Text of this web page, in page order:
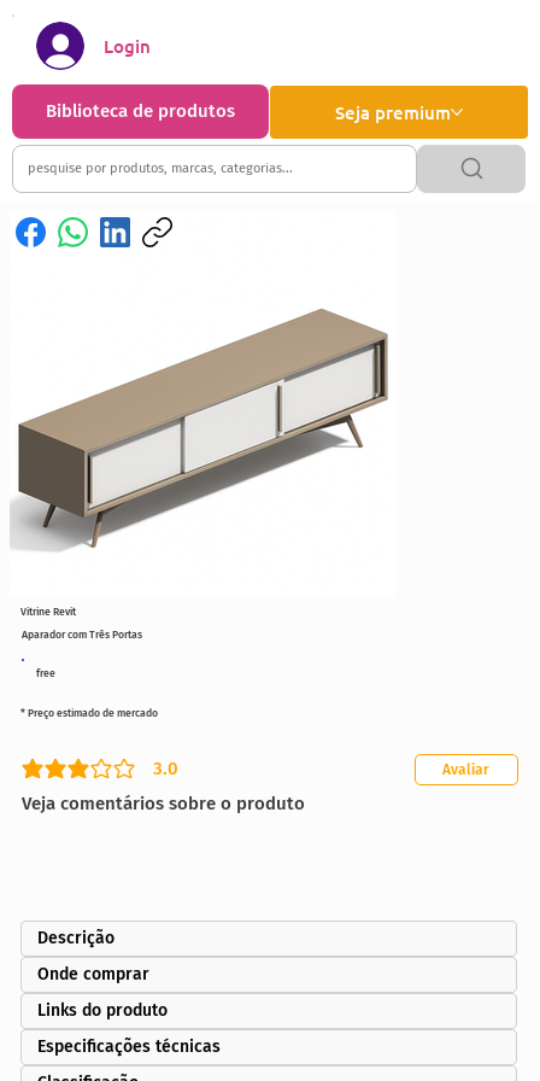
Seja premium
Biblioteca de produtos
Login
free
Aparador com Três Portas
3.0
classificação média é 3 de 5
Veja comentários sobre o produto
Avaliar
* Preço estimado de mercado
Vitrine Revit
Descrição
Onde comprar
Links do produto
Especificações técnicas